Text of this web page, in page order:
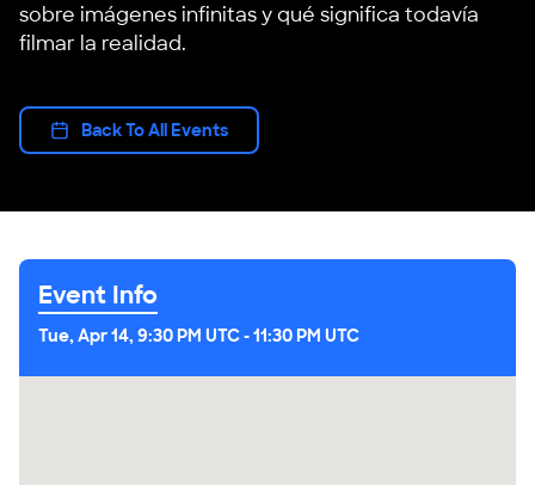
sobre imágenes infinitas y qué significa todavía
filmar la realidad.
Back To All Events
Event Info
Tue, Apr 14, 9:30 PM UTC-11:30 PM UTC